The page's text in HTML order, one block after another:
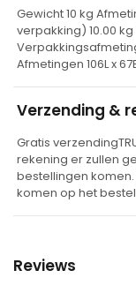
t
v
e
Gewicht 10 kg
verpakking) 10.00
Afmetingen 106L x
Verzending &
Gratis
rekening er zullen
bestellingen
komen op het
Reviews